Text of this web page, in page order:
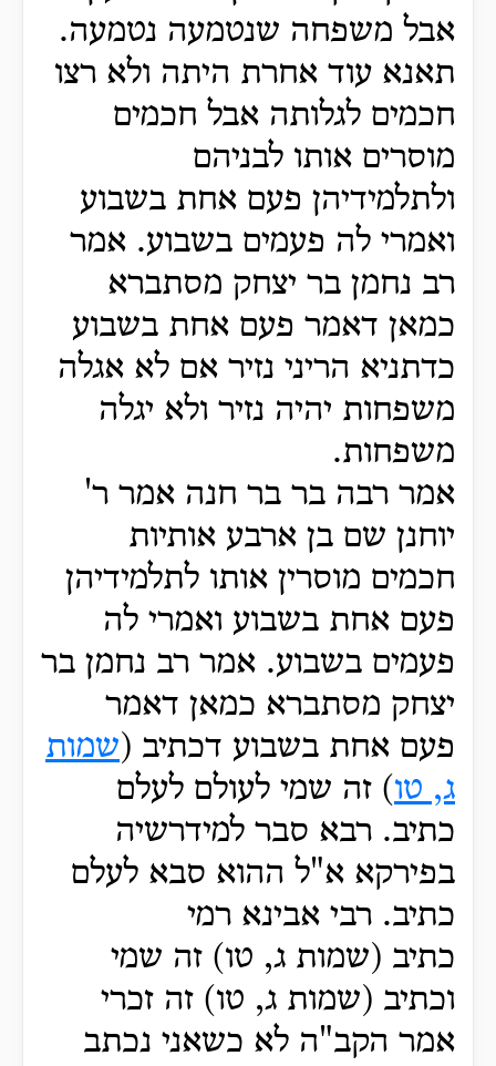
אבל משפחה שנטמעה נטמעה.
תאנא עוד אחרת היתה ולא רצו
חכמים לגלותה אבל חכמים
מוסרים אותו לבניהם
ולתלמידיהן פעם אחת בשבוע
ואמרי לה פעמים בשבוע. אמר
רב נחמן בר יצחק מסתברא
כמאן דאמר פעם אחת בשבוע
כדתניא הריני נזיר אם לא אגלה
משפחות יהיה נזיר ולא יגלה
משפחות.
אמר רבה בר בר חנה אמר ר'
יוחנן שם בן ארבע אותיות
חכמים מוסרין אותו לתלמידיהן
פעם אחת בשבוע ואמרי לה
פעמים בשבוע. אמר רב נחמן בר
יצחק מסתברא כמאן דאמר
פעם אחת בשבוע דכתיב (שמות
ג, טו) זה שמי לעולם לעלם
כתיב. רבא סבר למידרשיה
בפירקא א"ל ההוא סבא לעלם
כתיב. רבי אבינא רמי
כתיב (שמות ג, טו) זה שמי
וכתיב (שמות ג, טו) זה זכרי
אמר הקב"ה לא כשאני נכתב